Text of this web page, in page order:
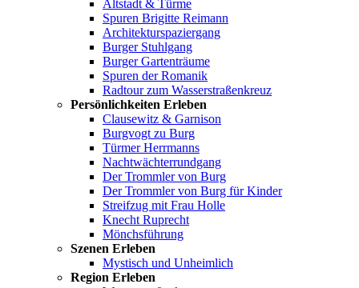
Altstadt & Türme
Spuren Brigitte Reimann
Architekturspaziergang
Burger Stuhlgang
Burger Gartenträume
Spuren der Romanik
Radtour zum Wasserstraßenkreuz
Persönlichkeiten Erleben
Clausewitz & Garnison
Burgvogt zu Burg
Türmer Herrmanns
Nachtwächterrundgang
Der Trommler von Burg
Der Trommler von Burg für Kinder
Streifzug mit Frau Holle
Knecht Ruprecht
Mönchsführung
Szenen Erleben
Mystisch und Unheimlich
Region Erleben